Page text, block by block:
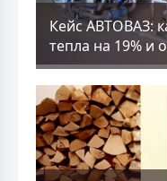
Кейс АВТОВАЗ:
тепла на 19% и